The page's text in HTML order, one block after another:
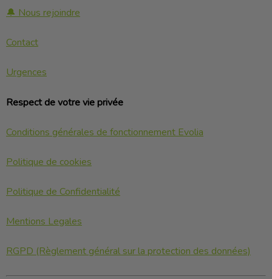
🔔 Nous rejoindre
Contact
Urgences
Respect de votre vie privée
Conditions générales de fonctionnement Evolia
Politique de cookies
Politique de Confidentialité
Mentions Legales
RGPD (Règlement général sur la protection des données)